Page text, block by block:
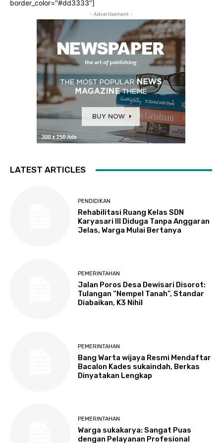
border_color="#dd3333"]
- Advertisement -
LATEST ARTICLES
PENDIDIKAN
Rehabilitasi Ruang Kelas SDN
Karyasari III Diduga Tanpa Anggaran
Jelas, Warga Mulai Bertanya
PEMERINTAHAN
Jalan Poros Desa Dewisari Disorot:
Tulangan “Nempel Tanah”, Standar
Diabaikan, K3 Nihil
PEMERINTAHAN
Bang Warta wijaya Resmi Mendaftar
Bacalon Kades sukaindah, Berkas
Dinyatakan Lengkap
PEMERINTAHAN
Warga sukakarya: Sangat Puas
dengan Pelayanan Profesional